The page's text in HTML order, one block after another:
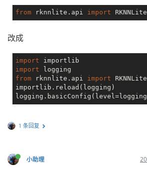
from rknnlite.api import
改成
import
import
from rknnlite.api import RKNNLite
importlib.reload(logging)
1 条回复
小助理